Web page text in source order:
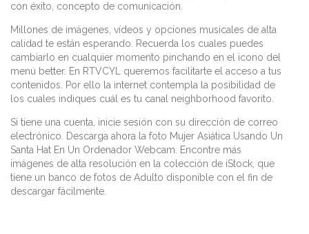
con éxito, concepto de comunicación.
Millones de imágenes, vídeos y opciones musicales de alta
calidad te están esperando. Recuerda los cuales puedes
cambiarlo en cualquier momento pinchando en el icono del
menú better. En RTVCYL queremos facilitarte el acceso a tus
contenidos. Por ello la internet contempla la posibilidad de
los cuales indiques cuál es tu canal neighborhood favorito.
Si tiene una cuenta, inicie sesión con su dirección de correo
electrónico. Descarga ahora la foto Mujer Asiática Usando Un
Santa Hat En Un Ordenador Webcam. Encontre más
imágenes de alta resolución en la colección de iStock, que
tiene un banco de fotos de Adulto disponible con el fin de
descargar fácilmente.